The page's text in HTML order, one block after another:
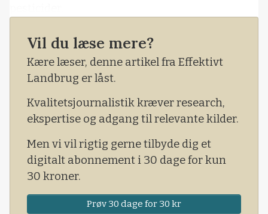
Vil du læse mere?
Kære læser, denne artikel fra Effektivt
Landbrug er låst.
Kvalitetsjournalistik kræver research,
ekspertise og adgang til relevante kilder.
Men vi vil rigtig gerne tilbyde dig et
digitalt abonnement i 30 dage for kun
30 kroner.
Prøv 30 dage for 30 kr